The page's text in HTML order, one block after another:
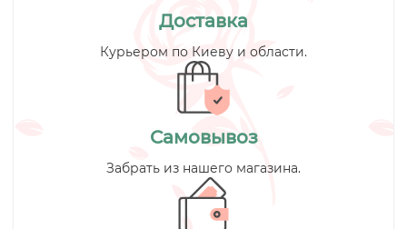
Доставка
Курьером по Киеву и области.
Самовывоз
Забрать из нашего магазина.